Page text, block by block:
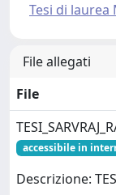
Tesi di laurea
File allegati
File
accessibile in
Descrizione: